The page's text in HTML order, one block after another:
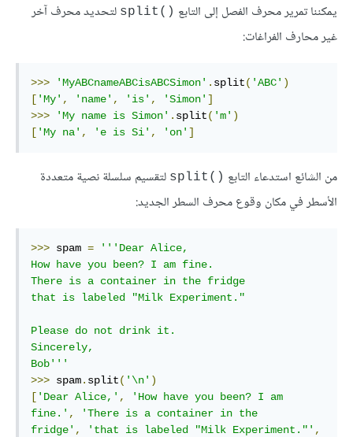
يمكننا تمرير محرف الفصل إلى التابع split()‎ لتحديد محرف آخر
غير محارف الفراغات:
>>> 'MyABCnameABCisABCSimon' . split( 'ABC' )
[ 'My' , 'name' , 'is' , 'Simon' ]
>>>
'My name is Simon' . split( 'm' )
[ 'My na' , 'e is Si' , 'on' ]
من الشائع استدعاء التابع split()‎ لتقسيم سلسلة نصية متعددة
الأسطر في مكان وقوع محرف السطر الجديد:
>>> spam =
'''Dear Alice,
How have you been? I am fine.
There is a container in the fridge
that is labeled "Milk Experiment."
Please do not drink it.
Sincerely,
Bob'''
>>> spam. split( '\n' )
[ 'Dear Alice,' ,
'How have you been? I am
fine.' ,
'There is a container in the
fridge' , 'that is labeled "Milk Experiment."' ,